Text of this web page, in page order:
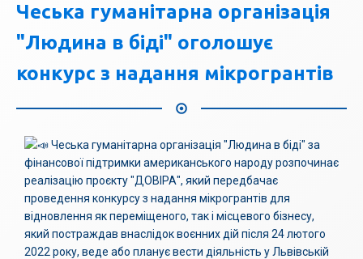
Чеська гуманітарна організація
"Людина в біді" оголошує
конкурс з надання мікрогрантів
Чеська гуманітарна організація "Людина в біді" за
фінансової підтримки американського народу розпочинає
реалізацію проєкту "ДОВІРА", який передбачає
проведення конкурсу з надання мікрогрантів для
відновлення як переміщеного, так і місцевого бізнесу,
який постраждав внаслідок воєнних дій після 24 лютого
2022 року, веде або планує вести діяльність у Львівській